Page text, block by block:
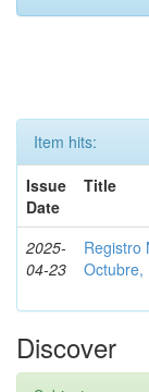
Item hits:
Issue
Date
Title
2025-
04-23
Registro
Octubre,
Discover